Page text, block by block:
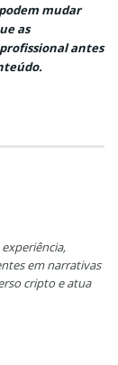
mudar
as
antes
em narrativas
cripto e atua